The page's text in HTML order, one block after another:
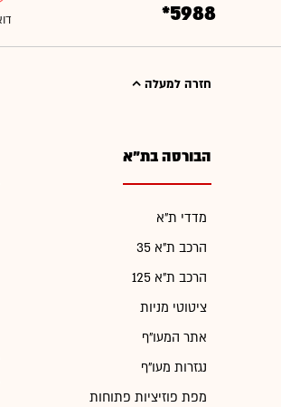
*5988
חזרה למעלה
הבורסה בת"א
מדדי ת"א
הרכב ת"א 35
הרכב ת"א 125
ציטוטי מניות
אתר המעו"ף
נגזרות מעו"ף
מפת פוזיציות פתוחות